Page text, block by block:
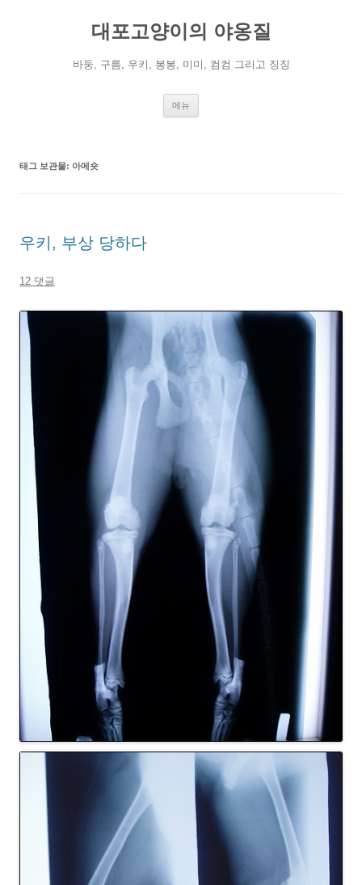
대포고양이의 야옹질
바둥, 구름, 우키, 봉봉, 미미, 컴컴 그리고 징징
메뉴
태그 보관물: 아메숏
우키, 부상 당하다
12 댓글